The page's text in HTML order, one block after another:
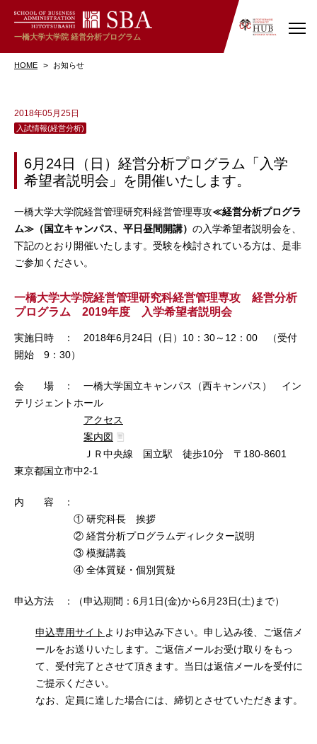
一橋大学大学院 経営分析プログラム
HOME お知らせ
2018年05月25日
入試情報(経営分析)
6月24日（日）経営分析プログラム「入学
希望者説明会」を開催いたします。
一橋大学大学院経営管理研究科経営管理専攻≪経営分析プログラ
ム≫（国立キャンパス、平日昼間開講） の入学希望者説明会を、
下記のとおり開催いたします。受験を検討されている方は、是非
ご参加ください。
一橋大学大学院経営管理研究科経営管理専攻 経営分析
プログラム 2019年度 入学希望者説明会
実施日時 ： 2018年6月24日（日）10：30～12：00 （受付
開始 9：30）
会 場 ： 一橋大学国立キャンパス（西キャンパス） イン
テリジェントホール
アクセス
案内図
ＪＲ中央線 国立駅 徒歩10分 〒180-8601
東京都国立市中2-1
内 容 ：
① 研究科長 挨拶
② 経営分析プログラムディレクター説明
③ 模擬講義
④ 全体質疑・個別質疑
申込方法 ：（申込期間：6月1日(金)から6月23日(土)まで）
申込専用サイト よりお申込み下さい。申し込み後、ご返信メ
ールをお送りいたします。ご返信メールお受け取りをもっ
て、受付完了とさせて頂きます。当日は返信メールを受付に
ご提示ください。
なお、定員に達した場合には、締切とさせていただきます。